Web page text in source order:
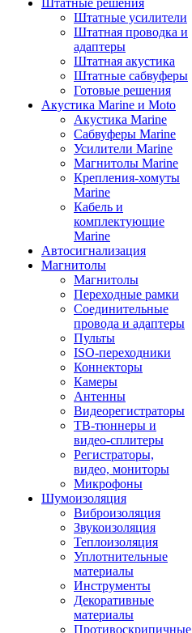
Штатные решения
Штатные усилители
Штатная проводка и
адаптеры
Штатная акустика
Штатные сабвуферы
Готовые решения
Акустика Marine и Moto
Акустика Marine
Сабвуферы Marine
Усилители Marine
Магнитолы Marine
Крепления-хомуты
Marine
Кабель и
комплектующие
Marine
Автосигнализация
Магнитолы
Магнитолы
Переходные рамки
Соединительные
провода и адаптеры
Пульты
ISO-переходники
Коннекторы
Камеры
Антенны
Видеорегистраторы
ТВ-тюннеры и
видео-сплитеры
Регистраторы,
видео, мониторы
Микрофоны
Шумоизоляция
Виброизоляция
Звукоизоляция
Теплоизоляция
Уплотнительные
материалы
Инструменты
Декоративные
материалы
Противоскрипичные